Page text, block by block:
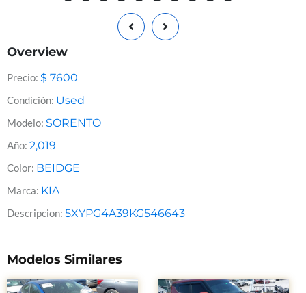
Overview
Precio: $ 7600
Condición: Used
Modelo: SORENTO
Año: 2,019
Color: BEIDGE
Marca: KIA
Descripcion: 5XYPG4A39KG546643
Modelos Similares